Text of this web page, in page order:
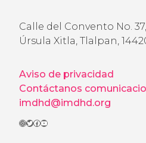
Calle del Convento No.
Úrsula Xitla, Tlalpan,
Aviso de privacidad
Contáctanos
imdhd@imdhd.org
Instagram
Twitter
Facebook
YouTube